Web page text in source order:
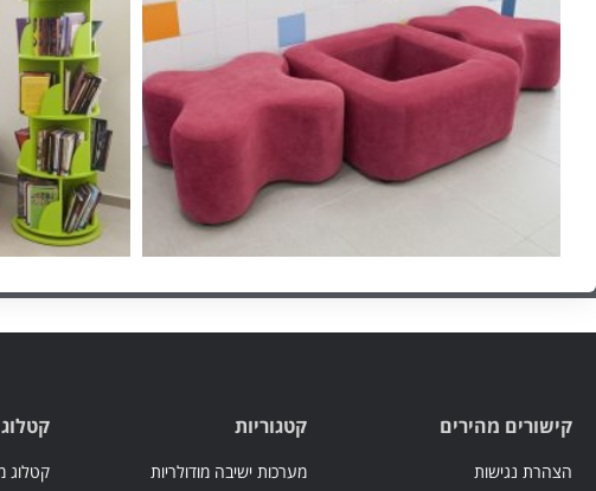
קישורים מהירים
הצהרת נגישות
קטגוריות
מערכות ישיבה מודולריות
קטלוג